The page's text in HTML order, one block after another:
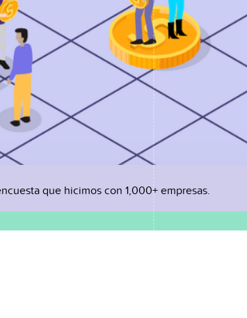
que hicimos con 1,000+ empresas.